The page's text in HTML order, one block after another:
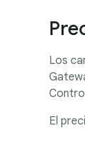
Los
El